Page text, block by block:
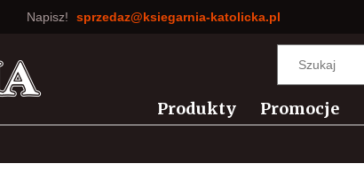
Produkty Promocje
Napisz! sprzedaz@ksiegarnia-katolicka.pl